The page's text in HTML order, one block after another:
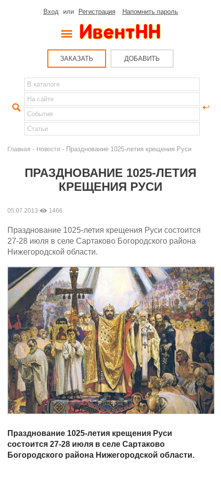
Вход или Регистрация Напомнить пароль
ЗАКАЗАТЬ ДОБАВИТЬ
Главная - Новости - Празднование 1025-летия крещения Руси
ПРАЗДНОВАНИЕ 1025-ЛЕТИЯ
КРЕЩЕНИЯ РУСИ
05.07.2013 1466
Празднование 1025-летия крещения Руси состоится
27-28 июля в селе Сартаково Богородского района
Нижегородской области.
Празднование 1025-летия крещения Руси
состоится 27-28 июля в селе Сартаково
Богородского района Нижегородской области.